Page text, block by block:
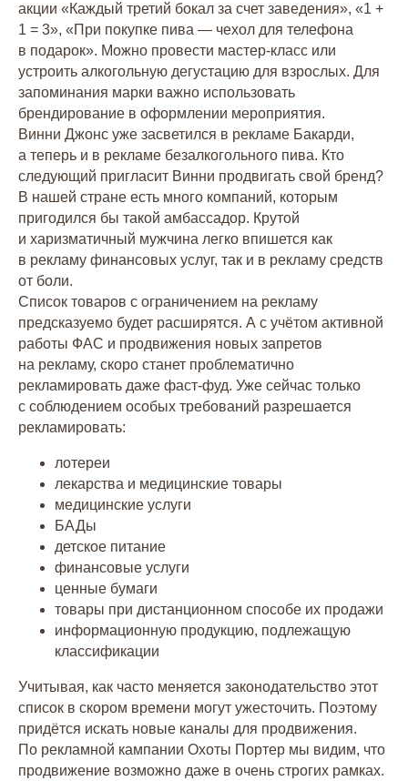
акции «Каждый третий бокал за счет заведения», «1 +
1 = 3», «При покупке пива — чехол для телефона
в подарок». Можно провести мастер-класс или
устроить алкогольную дегустацию для взрослых. Для
запоминания марки важно использовать
брендирование в оформлении мероприятия.
Винни Джонс уже засветился в рекламе Бакарди,
а теперь и в рекламе безалкогольного пива. Кто
следующий пригласит Винни продвигать свой бренд?
В нашей стране есть много компаний, которым
пригодился бы такой амбассадор. Крутой
и харизматичный мужчина легко впишется как
в рекламу финансовых услуг, так и в рекламу средств
от боли.
Список товаров с ограничением на рекламу
предсказуемо будет расширятся. А с учётом активной
работы ФАС и продвижения новых запретов
на рекламу, скоро станет проблематично
рекламировать даже фаст-фуд. Уже сейчас только
с соблюдением особых требований разрешается
рекламировать:
лотереи
лекарства и медицинские товары
медицинские услуги
БАДы
детское питание
финансовые услуги
ценные бумаги
товары при дистанционном способе их продажи
информационную продукцию, подлежащую
классификации
Учитывая, как часто меняется законодательство этот
список в скором времени могут ужесточить. Поэтому
придётся искать новые каналы для продвижения.
По рекламной кампании Охоты Портер мы видим, что
продвижение возможно даже в очень строгих рамках.